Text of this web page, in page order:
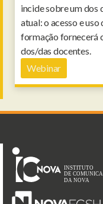
incide sobre um dos
atual: o acesso e
formação fornecerá
dos/das docentes.
Webinar